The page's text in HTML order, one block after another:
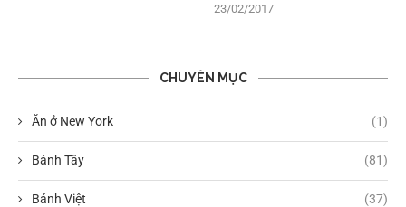
23/02/2017
CHUYÊN MỤC
Ăn ở New York (1)
Bánh Tây (81)
Bánh Việt (37)